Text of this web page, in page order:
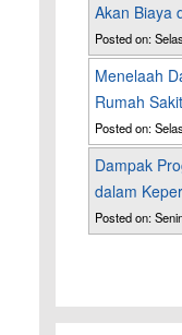
Akan Biaya
Posted on:
Menelaah
Rumah
Posted on:
Dampak
dalam
Posted on: